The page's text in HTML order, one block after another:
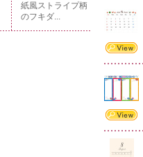
紙風ストライプ柄
のフキダ...